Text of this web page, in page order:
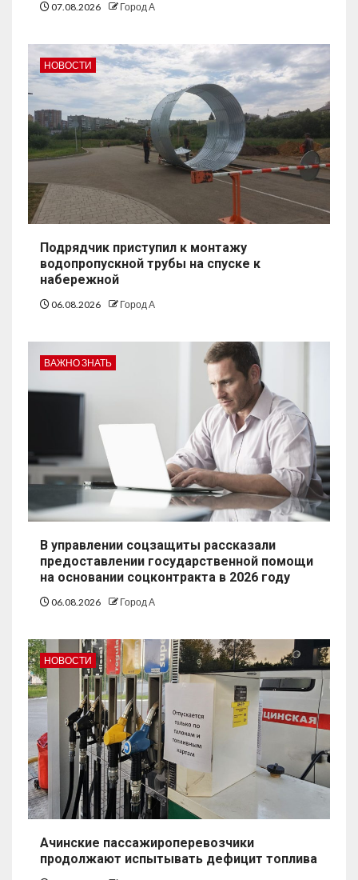
07.08.2026 Город А
НОВОСТИ
Подрядчик приступил к монтажу
водопропускной трубы на спуске к
набережной
06.08.2026 Город А
ВАЖНО ЗНАТЬ
В управлении соцзащиты рассказали
предоставлении государственной помощи
на основании соцконтракта в 2026 году
06.08.2026 Город А
НОВОСТИ
Ачинские пассажироперевозчики
продолжают испытывать дефицит топлива